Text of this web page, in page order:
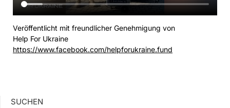
Veröffentlicht mit freundlicher Genehmigung von
Help For Ukraine
https://www.facebook.com/helpforukraine.fund
SUCHEN